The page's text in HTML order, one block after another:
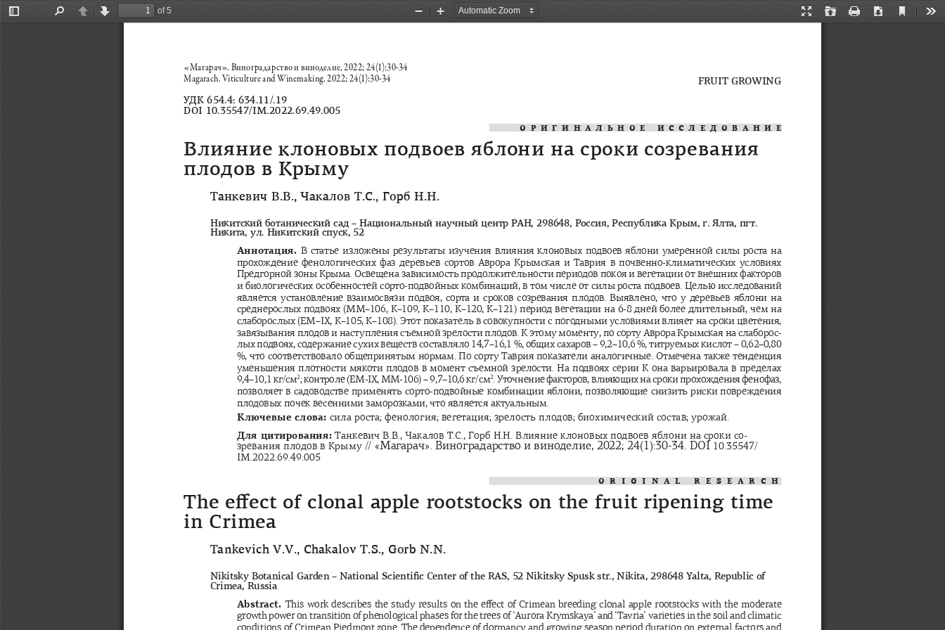
Toggle
PreviousNext
of 5
Presentation
Open Print Download
Current
Zoom
Zoom
FRUIT GROWING
«Магарач». Виноградарство и виноделие, 2022; 24(1):30-34
Magarach. Viticulture and Winemaking. 2022; 24(1):30-34
УДК 654.4: 634.11/.19
DOI 10.35547/IM.2022.69.49.005
ОРИГИНАЛЬНОЕ ИССЛЕДОВАНИЕ
Влияние клоновых подвоев яблони на сроки созревания
плодов в Крыму
Танкевич В.В., Чакалов Т.С., Горб Н.Н.
Никитский ботанический сад – Национальный научный центр РАН, 298648, Россия, Республика Крым, г. Ялта, пгт.
Никита, ул. Никитский спуск, 52
Аннотация. В статье изложены результаты изучения влияния клоновых подвоев яблони умеренной силы роста на
прохождение фенологических фаз деревьев сортов Аврора Крымская и Таврия в почвенно-климатических условиях
ПредгорнойзоныКрыма. Освещена зависимостьпродолжительностипериодов покояи вегетацииот внешнихфакторов
и биологических особенностей сорто-подвойных комбинаций, в том числе от силы роста подвоев. Целью исследований
является установление взаимосвязи подвоя, сорта и сроков созревания плодов. Выявлено, что у деревьев яблони на
среднерослых подвоях (ММ–106, К–109, К–110, К–120, К–121) период вегетации на 6-8 дней более длительный, чем на
слаборослых (ЕМ–IX, К–105, К–108). Этот показатель всовокупности с погодными условиямивлияет насрокицветения,
завязывания плодов и наступлениясъемнойзрелостиплодов. Кэтомумоменту, по сортуАврораКрымскаянаслаборос-
лыхподвоях, содержаниесухихвеществсоставляло 14,7–16,1 %, общихсахаров – 9,2–10,6 %, титруемыхкислот – 0,62–0,80
%, что соответствовало общепринятым нормам. По сорту Таврия показатели аналогичные. Отмечена также тенденция
уменьшения плотности мякоти плодов в момент съемной зрелости. На подвоях серии К она варьировала в пределах
9,4–10,1 кг/см2; контроле (ЕМ-IX, ММ-106) – 9,7–10,6 кг/см2. Уточнениефакторов, влияющихнасрокипрохожденияфенофаз,
позволяет в садоводстве применять сорто-подвойные комбинации яблони, позволяющие снизить риски повреждения
плодовых почек весенними заморозками, что является актуальным.
Ключевые слова: сила роста; фенология; вегетация; зрелость плодов; биохимический состав; урожай.
Для цитирования: Танкевич В.В., Чакалов Т.С., Горб Н.Н. Влияние клоновых подвоев яблони на сроки со-
зревания плодов в Крыму // «Магарач». Виноградарство и виноделие, 2022; 24(1):30-34. DOI 10.35547/
IM.2022.69.49.005
ORIGINAL RESEARCH
The eff ect of clonal apple rootstocks on the fruit ripening time
in Crimea
Tankevich V.V., Chakalov T.S., Gorb N.N.
Nikitsky Botanical Garden – National Scientifi c Center of the RAS, 52 Nikitsky Spusk str., Nikita, 298648 Yalta, Republic of
Crimea, Russia
Abstract. This work describes the study results on the effect of Crimean breeding clonal apple rootstocks with the moderate
growth power on transition of phenological phases for the trees of ‘Aurora Krymskaya’ and ‘Tavria’ varieties in the soil and climatic